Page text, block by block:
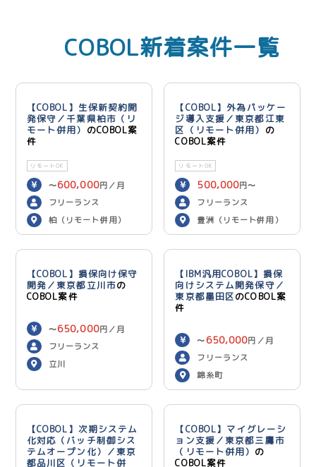
COBOL新着案件一覧
【COBOL】生保新契約開
発保守／千葉県柏市（リ
モート併用） のCOBOL案
件
リモートOK
〜600,000円／月
フリーランス
柏（リモート併用）
【COBOL】外為パッケー
ジ導入支援／東京都江東
区（リモート併用） の
COBOL案件
リモートOK
500,000円〜
600,000 円／月
フリーランス
豊洲（リモート併用）
【COBOL】損保向け保守
開発／東京都立川市の
COBOL案件
〜650,000円／月
フリーランス
立川
【IBM汎用COBOL】損保
向けシステム開発保守／
東京都墨田区のCOBOL案
件
〜 650,000円／月
フリーランス
錦糸町
【COBOL】次期システム
化対応（バッチ制御シス
テムオープン化）／東京
都品川区（リモート併
【COBOL】マイグレーシ
ョン支援／東京都三鷹市
（リモート併用） の
COBOL案件